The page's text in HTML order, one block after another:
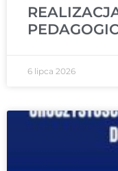
6 lipca 2026